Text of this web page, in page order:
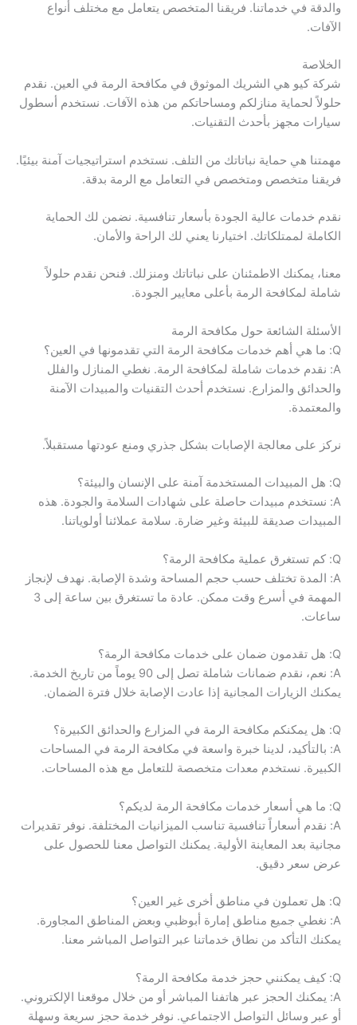
والدقة في خدماتنا. فريقنا المتخصص يتعامل مع مختلف أنواع
الآفات.
الخلاصة
شركة كيو هي الشريك الموثوق في مكافحة الرمة في العين. نقدم
حلولاً لحماية منازلكم ومساحاتكم من هذه الآفات. نستخدم أسطول
سيارات مجهز بأحدث التقنيات.
مهمتنا هي حماية نباتاتك من التلف. نستخدم استراتيجيات آمنة بيئيًا.
فريقنا متخصص ومتخصص في التعامل مع الرمة بدقة.
نقدم خدمات عالية الجودة بأسعار تنافسية. نضمن لك الحماية
الكاملة لممتلكاتك. اختيارنا يعني لك الراحة والأمان.
معنا، يمكنك الاطمئنان على نباتاتك ومنزلك. فنحن نقدم حلولاً
شاملة لمكافحة الرمة بأعلى معايير الجودة.
الأسئلة الشائعة حول مكافحة الرمة
Q: ما هي أهم خدمات مكافحة الرمة التي تقدمونها في العين؟
A: نقدم خدمات شاملة لمكافحة الرمة. نغطي المنازل والفلل
والحدائق والمزارع. نستخدم أحدث التقنيات والمبيدات الآمنة
والمعتمدة.
نركز على معالجة الإصابات بشكل جذري ومنع عودتها مستقبلاً.
Q: هل المبيدات المستخدمة آمنة على الإنسان والبيئة؟
A: نستخدم مبيدات حاصلة على شهادات السلامة والجودة. هذه
المبيدات صديقة للبيئة وغير ضارة. سلامة عملائنا أولوياتنا.
Q: كم تستغرق عملية مكافحة الرمة؟
A: المدة تختلف حسب حجم المساحة وشدة الإصابة. نهدف لإنجاز
المهمة في أسرع وقت ممكن. عادة ما تستغرق بين ساعة إلى 3
ساعات.
Q: هل تقدمون ضمان على خدمات مكافحة الرمة؟
A: نعم، نقدم ضمانات شاملة تصل إلى 90 يوماً من تاريخ الخدمة.
يمكنك الزيارات المجانية إذا عادت الإصابة خلال فترة الضمان.
Q: هل يمكنكم مكافحة الرمة في المزارع والحدائق الكبيرة؟
A: بالتأكيد، لدينا خبرة واسعة في مكافحة الرمة في المساحات
الكبيرة. نستخدم معدات متخصصة للتعامل مع هذه المساحات.
Q: ما هي أسعار خدمات مكافحة الرمة لديكم؟
A: نقدم أسعاراً تنافسية تناسب الميزانيات المختلفة. نوفر تقديرات
مجانية بعد المعاينة الأولية. يمكنك التواصل معنا للحصول على
عرض سعر دقيق.
Q: هل تعملون في مناطق أخرى غير العين؟
A: نغطي جميع مناطق إمارة أبوظبي وبعض المناطق المجاورة.
يمكنك التأكد من نطاق خدماتنا عبر التواصل المباشر معنا.
Q: كيف يمكنني حجز خدمة مكافحة الرمة؟
A: يمكنك الحجز عبر هاتفنا المباشر أو من خلال موقعنا الإلكتروني.
أو عبر وسائل التواصل الاجتماعي. نوفر خدمة حجز سريعة وسهلة